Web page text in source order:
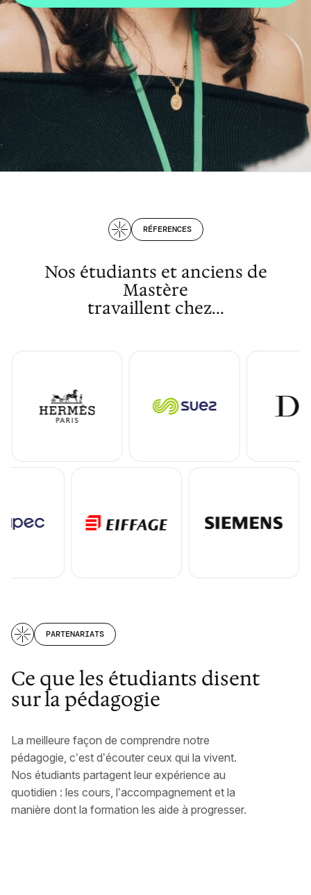
RÉFERENCES
Nos étudiants et anciens de
Mastère
travaillent chez...
PARTENARIATS
Ce que les étudiants disent
sur la pédagogie
La meilleure façon de comprendre notre
pédagogie, c’est d’écouter ceux qui la vivent.
Nos étudiants partagent leur expérience au
quotidien : les cours, l’accompagnement et la
manière dont la formation les aide à progresser.